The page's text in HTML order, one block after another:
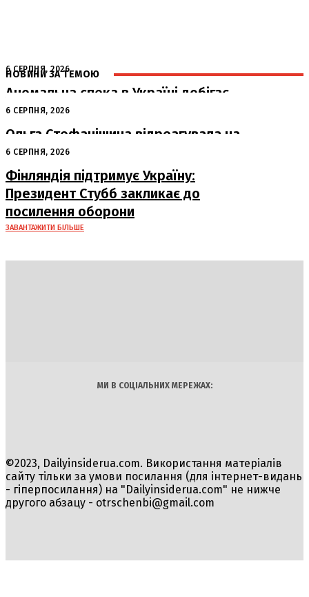
НОВИНИ ЗА ТЕМОЮ
6 СЕРПНЯ, 2026
Аномальна спека в Україні добігає
кінця: очікується похолодання
6 СЕРПНЯ, 2026
Ольга Стефанішина відреагувала на
підозри від НАБУ та САП
6 СЕРПНЯ, 2026
Фінляндія підтримує Україну:
Президент Стубб закликає до
посилення оборони
ЗАВАНТАЖИТИ БІЛЬШЕ
МИ В СОЦІАЛЬНИХ МЕРЕЖАХ:
©2023, Dailyinsiderua.com. Використання матеріалів
сайту тільки за умови посилання (для інтернет-видань
- гіперпосилання) на "Dailyinsiderua.com" не нижче
другого абзацу - otrschenbi@gmail.com